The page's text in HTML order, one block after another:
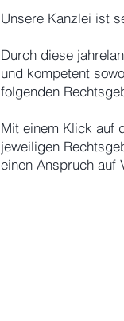
Unsere Kanzlei ist
Durch diese
und kompetent
folgenden
Mit einem Klick auf
jeweiligen
einen Anspruch auf